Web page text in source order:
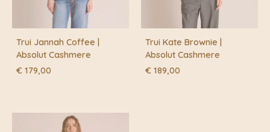
Trui Jannah Coffee |
Absolut Cashmere
€ 179,00
Trui Kate Brownie |
Absolut Cashmere
€ 189,00